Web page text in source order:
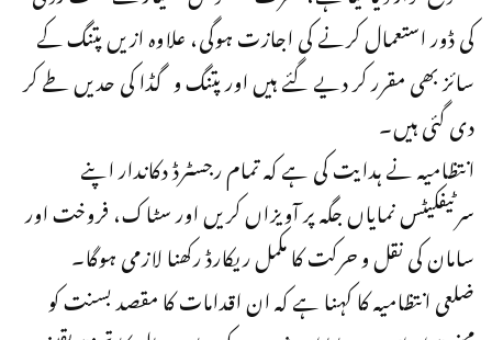
کی ڈور استعمال کرنے کی اجازت ہوگی، علاوہ ازیں پتنگ کے
سائز بھی مقرر کر دیے گئے ہیں اور پتنگ و گڈا کی حدیں طے کر
دی گئی ہیں۔
انتظامیہ نے ہدایت کی ہے کہ تمام رجسٹرڈ دکاندار اپنے
سرٹیفکیٹس نمایاں جگہ پر آویزاں کریں اور سٹاک، فروخت اور
سامان کی نقل و حرکت کا مکمل ریکارڈ رکھنا لازمی ہوگا۔
ضلعی انتظامیہ کا کہنا ہے کہ ان اقدامات کا مقصد بسنت کو